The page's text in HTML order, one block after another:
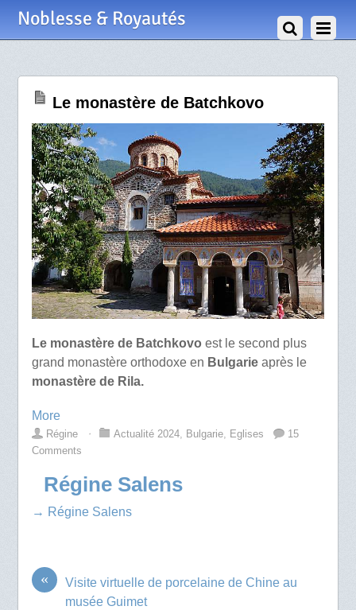
Noblesse & Royautés
Le monastère de Batchkovo
Le monastère de Batchkovo est le second plus
grand monastère orthodoxe en Bulgarieaprès le
monastère de Rila.
More
Régine ⋅ Actualité 2024, Bulgarie, Eglises
15
Comments
Régine Salens
→ Régine Salens
«
Visite virtuelle de porcelaine de Chine au
musée Guimet